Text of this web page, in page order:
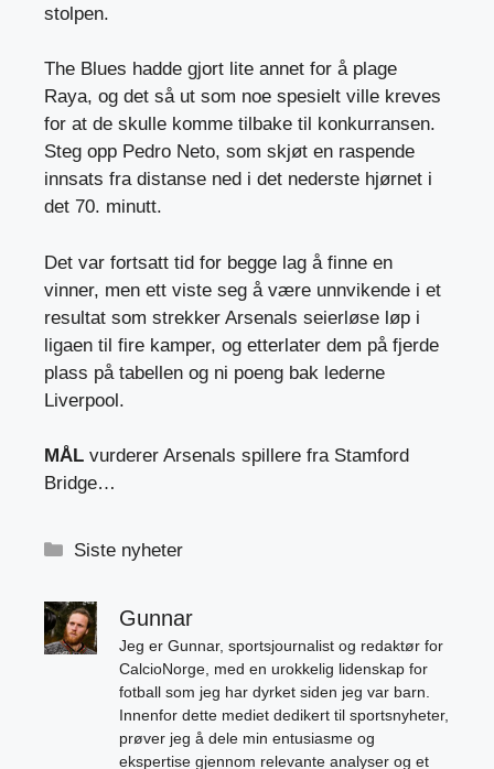
stolpen.
The Blues hadde gjort lite annet for å plage
Raya, og det så ut som noe spesielt ville kreves
for at de skulle komme tilbake til konkurransen.
Steg opp Pedro Neto, som skjøt en raspende
innsats fra distanse ned i det nederste hjørnet i
det 70. minutt.
Det var fortsatt tid for begge lag å finne en
vinner, men ett viste seg å være unnvikende i et
resultat som strekker Arsenals seierløse løp i
ligaen til fire kamper, og etterlater dem på fjerde
plass på tabellen og ni poeng bak lederne
Liverpool.
MÅL vurderer Arsenals spillere fra Stamford
Bridge…
Kategorier
Siste nyheter
Gunnar
Jeg er Gunnar, sportsjournalist og redaktør for
CalcioNorge, med en urokkelig lidenskap for
fotball som jeg har dyrket siden jeg var barn.
Innenfor dette mediet dedikert til sportsnyheter,
prøver jeg å dele min entusiasme og
ekspertise gjennom relevante analyser og et